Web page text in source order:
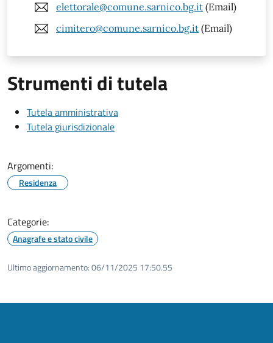
elettorale@comune.sarnico.bg.it (Email)
cimitero@comune.sarnico.bg.it (Email)
Strumenti di tutela
Tutela amministrativa
Tutela giurisdizionale
Argomenti:
Residenza
Categorie:
Anagrafe e stato civile
Ultimo aggiornamento:06/11/2025 17:50.55